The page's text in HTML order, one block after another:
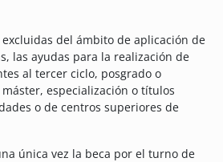
del ámbito de aplicación de
las ayudas para la realización de
al tercer ciclo, posgrado o
especialización o títulos
o de centros superiores de
única vez la beca por el turno de